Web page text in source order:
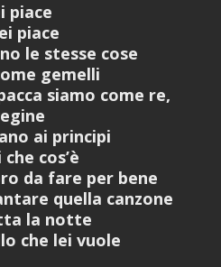
piace
piace
le stesse cose
gemelli
siamo come re,
ai principi
cos’è
da fare per bene
quella canzone
la notte
che lei vuole